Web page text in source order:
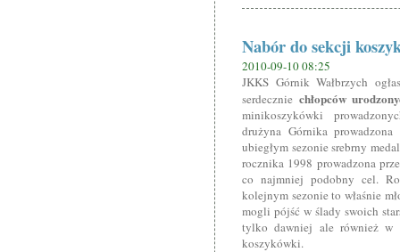
Nabór do sekcji
2010-09-10 08:25
JKKS Górnik Wałbrzych
serdecznie chłopców
minikoszykówki
drużyna Górnika
ubiegłym sezonie srebrny
rocznika 1998 prowadzona
co najmniej podobny cel.
kolejnym sezonie to właśnie
mogli pójść w ślady swoich
tylko dawniej ale również w
koszykówki.